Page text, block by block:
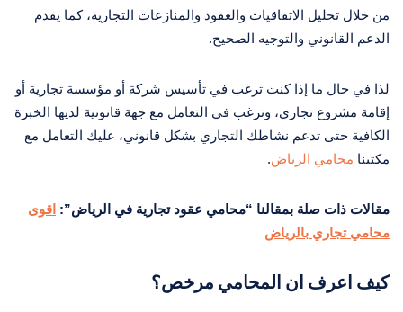
من خلال تحليل الاتفاقيات والعقود والمنازعات التجارية، كما يقدم
الدعم القانوني والتوجيه الصحيح.
لذا في حال ما إذا كنت ترغب في تأسيس شركة أو مؤسسة تجارية أو
إقامة مشروع تجاري، وترغب في التعامل مع جهة قانونية لديها الخبرة
الكافية حتى تدعم نشاطك التجاري بشكل قانوني، عليك التعامل مع
مكتبنا محامي الرياض.
مقالات ذات صلة بمقالنا “محامي عقود تجارية في الرياض”: اقوى
محامي تجاري بالرياض
كيف اعرف ان المحامي مرخص؟